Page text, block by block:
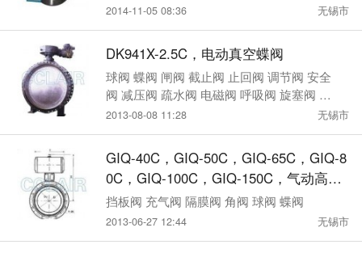
2014-11-05 08:36 无锡市
DK941X-2.5C，电动真空蝶阀
球阀 蝶阀 闸阀 截止阀 止回阀 调节阀 安全
阀 减压阀 疏水阀 电磁阀 呼吸阀 旋塞阀 柱
塞阀 过滤器 放料阀
2013-08-08 11:28 无锡市
GIQ-40C，GIQ-50C，GIQ-65C，GIQ-8
0C，GIQ-100C，GIQ-150C，气动高真
空蝶阀
挡板阀 充气阀 隔膜阀 角阀 球阀 蝶阀
2013-06-27 12:44 无锡市